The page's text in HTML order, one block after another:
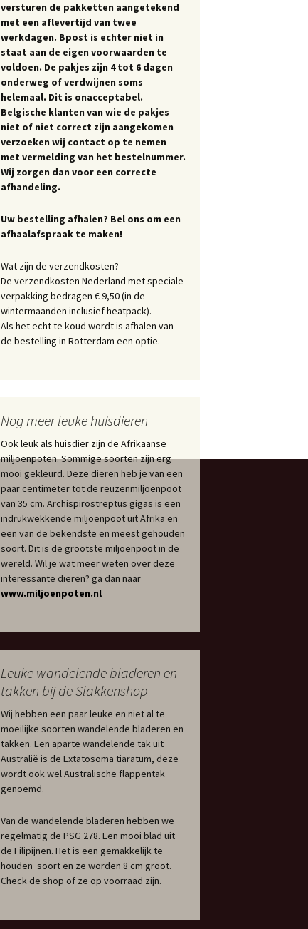
versturen de pakketten aangetekend
met een aflevertijd van twee
werkdagen. Bpost is echter niet in
staat aan de eigen voorwaarden te
voldoen. De pakjes zijn 4 tot 6 dagen
onderweg of verdwijnen soms
helemaal. Dit is onacceptabel.
Belgische klanten van wie de pakjes
niet of niet correct zijn aangekomen
verzoeken wij contact op te nemen
met vermelding van het bestelnummer.
Wij zorgen dan voor een correcte
afhandeling.
Uw bestelling afhalen? Bel ons om een
afhaalafspraak te maken!
Wat zijn de verzendkosten?
De verzendkosten Nederland met speciale
verpakking bedragen € 9,50 (in de
wintermaanden inclusief heatpack).
Als het echt te koud wordt is afhalen van
de bestelling in Rotterdam een optie.
Nog meer leuke huisdieren
Ook leuk als huisdier zijn de Afrikaanse
miljoenpoten. Sommige soorten zijn erg
mooi gekleurd. Deze dieren heb je van een
paar centimeter tot de reuzenmiljoenpoot
van 35 cm. Archispirostreptus gigas is een
indrukwekkende miljoenpoot uit Afrika en
een van de bekendste en meest gehouden
soort. Dit is de grootste miljoenpoot in de
wereld. Wil je wat meer weten over deze
interessante dieren? ga dan naar
www.miljoenpoten.nl
Leuke wandelende bladeren en
takken bij de Slakkenshop
Wij hebben een paar leuke en niet al te
moeilijke soorten wandelende bladeren en
takken. Een aparte wandelende tak uit
Australië is de Extatosoma tiaratum, deze
wordt ook wel Australische flappentak
genoemd.
Van de wandelende bladeren hebben we
regelmatig de PSG 278. Een mooi blad uit
de Filipijnen. Het is een gemakkelijk te
houden soort en ze worden 8 cm groot.
Check de shop of ze op voorraad zijn.